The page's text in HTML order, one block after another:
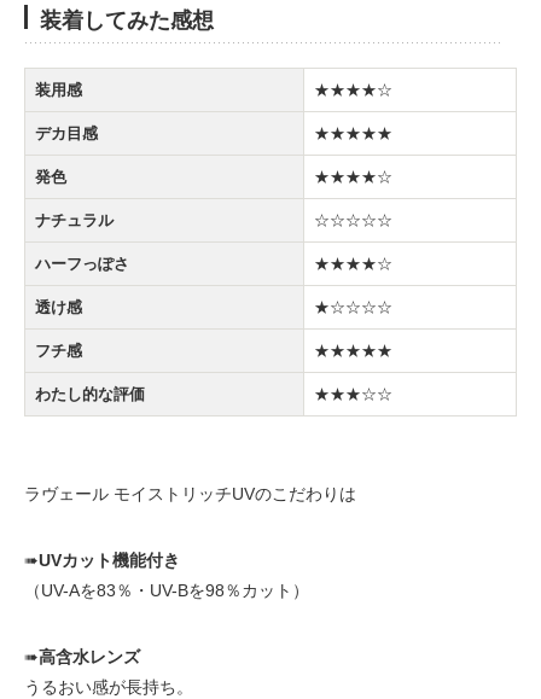
装着してみた感想
装用感 ★★★★☆
デカ目感 ★★★★★
発色 ★★★★☆
ナチュラル ☆☆☆☆☆
ハーフっぽさ ★★★★☆
透け感 ★☆☆☆☆
フチ感 ★★★★★
わたし的な評価 ★★★☆☆
ラヴェール モイストリッチUVのこだわりは
➠UVカット機能付き
（UV-Aを83％・UV-Bを98％カット）
➠高含水レンズ
うるおい感が長持ち。